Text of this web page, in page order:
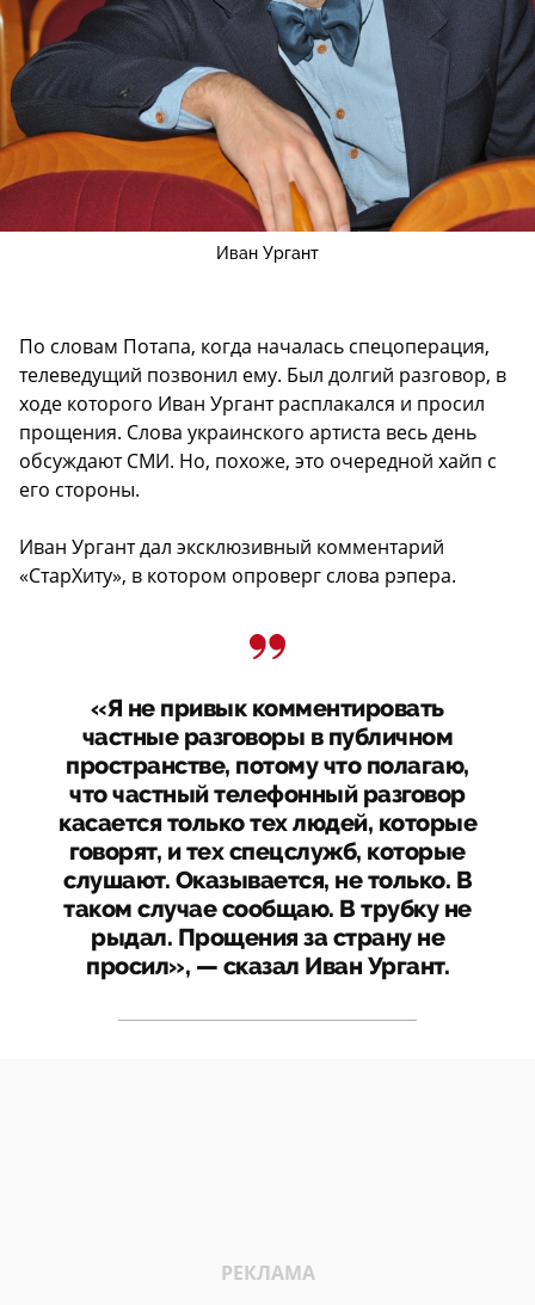
Иван Ургант
По словам Потапа, когда началась спецоперация,
телеведущий позвонил ему. Был долгий разговор, в
ходе которого Иван Ургант расплакался и просил
прощения. Слова украинского артиста весь день
обсуждают СМИ. Но, похоже, это очередной хайп с
его стороны.
Иван Ургант дал эксклюзивный комментарий
«СтарХиту», в котором опроверг слова рэпера.
«Я не привык комментировать
частные разговоры в публичном
пространстве, потому что полагаю,
что частный телефонный разговор
касается только тех людей, которые
говорят, и тех спецслужб, которые
слушают. Оказывается, не только. В
таком случае сообщаю. В трубку не
рыдал. Прощения за страну не
просил», — сказал Иван Ургант.